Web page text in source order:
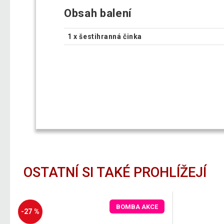
Obsah balení
1 x šestihranná činka
OSTATNÍ SI TAKÉ PROHLÍŽEJÍ
-27 %
BOMBA AKCE